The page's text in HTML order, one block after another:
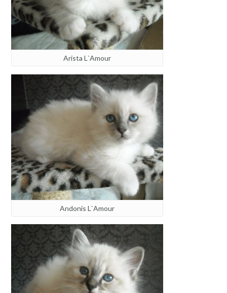
Arista L`Amour
Andonis L`Amour